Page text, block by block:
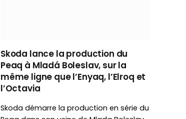
Skoda lance la production du
Peaq à Mladá Boleslav, sur la
même ligne que l’Enyaq, l’Elroq et
l’Octavia
Skoda démarre la production en série du